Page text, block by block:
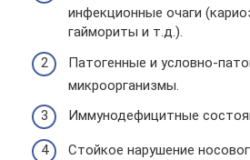
инфекционные очаги
гаймориты и т.д.).
Патогенные и условно-
микроорганизмы.
Иммунодефицитные
Стойкое нарушение